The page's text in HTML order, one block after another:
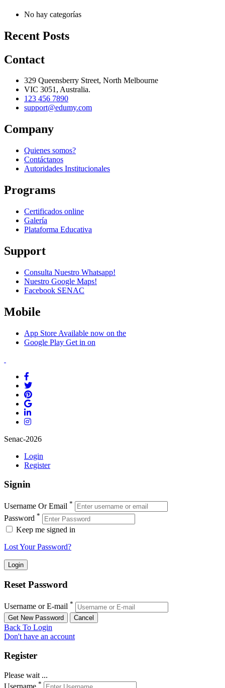
No hay categorías
Recent Posts
Contact
329 Queensberry Street, North Melbourne
VIC 3051, Australia.
123 456 7890
support@edumy.com
Company
Quienes somos?
Contáctanos
Autoridades Institucionales
Programs
Certificados online
Galería
Plataforma Educativa
Support
Consulta Nuestro Whatsapp!
Nuestro Google Maps!
Facebook SENAC
Mobile
App Store Available now on the
Google Play Get in on
Senac-2026
Login
Register
Signin
Username Or Email *
Password *
Keep me signed in
Lost Your Password?
Reset Password
Username or E-mail *
Back To Login
Don't have an account
Register
Please wait ...
*